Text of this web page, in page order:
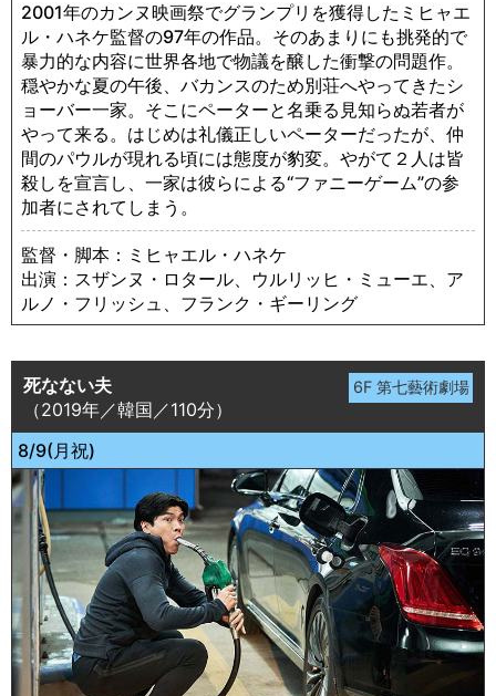
2001年のカンヌ映画祭でグランプリを獲得したミヒャエ
ル・ハネケ監督の97年の作品。そのあまりにも挑発的で
暴力的な内容に世界各地で物議を醸した衝撃の問題作。
穏やかな夏の午後、バカンスのため別荘へやってきたシ
ョーバー一家。そこにペーターと名乗る見知らぬ若者が
やって来る。はじめは礼儀正しいペーターだったが、仲
間のパウルが現れる頃には態度が豹変。やがて２人は皆
殺しを宣言し、一家は彼らによる“ファニーゲーム”の参
加者にされてしまう。
監督・脚本：ミヒャエル・ハネケ
出演：スザンヌ・ロタール、ウルリッヒ・ミューエ、ア
ルノ・フリッシュ、フランク・ギーリング
死なない夫
（2019年／韓国／110分）
8/9(月祝)